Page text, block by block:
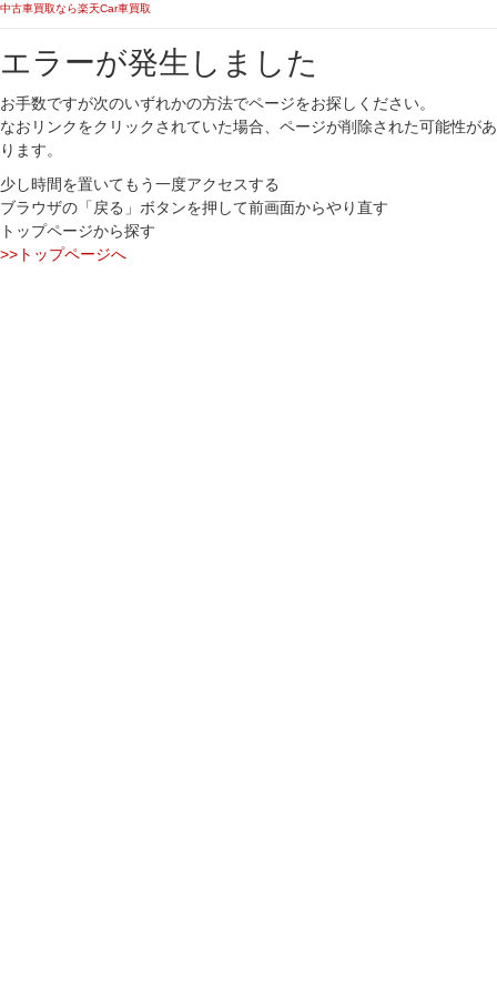
中古車買取なら楽天Car車買取
エラーが発生しました
お手数ですが次のいずれかの方法でページをお探しください。
なおリンクをクリックされていた場合、ページが削除された可能性があ
ります。
少し時間を置いてもう一度アクセスする
ブラウザの「戻る」ボタンを押して前画面からやり直す
トップページから探す
>>トップページへ